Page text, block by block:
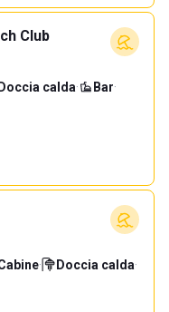
Club
Doccia calda· Bar·
· Doccia calda·